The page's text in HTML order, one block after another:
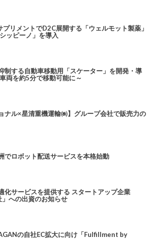
プリメントでD2C展開する「ウェルモット製薬」
ッピーノ」を導入
制する自動車移動用「スケーター」を開発・導
両を約5分で移動可能に～
ナル×星清重機運輸㈱】グループ会社で販売力の
でロボット配送サービスを本格始動
化サービスを提供する スタートアップ企業
への出資のお知らせ
の自社EC拡大に向け「Fulfillment by